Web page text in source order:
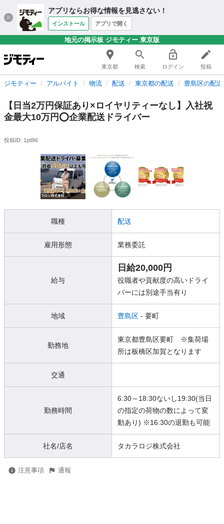
アプリならお得な情報を見逃さない！
インストール アプリで開く
地元の掲示板 ジモティー 東京版
東京都 検索 ログイン 投稿
ジモティー アルバイト 物流 配送 東京都の配送 豊島区の配送
【日当2万円保証あり×ロイヤリティーなし】入社祝
金最大10万円⭕️企業配送ドライバー
投稿ID: 1ptl96
職種 配送
雇用形態 業務委託
給与
日給20,000円
役職者や貢献度の高いドライ
バーには別途手当有り
地域 豊島区 - 要町
勤務地
東京都豊島区要町 ※集荷場
所は板橋区加賀となります
交通
勤務時間
6:30～18:30ないし19:30(当日
の指定の荷物の数によって変
動あり) ※16:30の退勤も可能
社名/店名 タカラロジ株式会社
注意事項 通報